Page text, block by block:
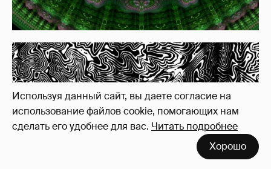
Используя данный сайт, вы даете согласие на
использование файлов cookie, помогающих нам
сделать его удобнее для вас. Читать подробнее
Хорошо